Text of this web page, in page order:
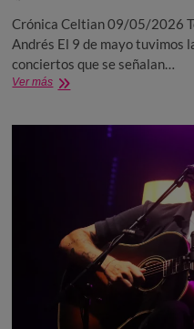
Crónica Celtian 09/05/2026
Andrés El 9 de mayo tuvimos
conciertos que se señalan…
Ver másCrónica